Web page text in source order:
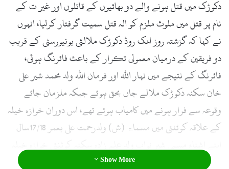
دکوڑک میں قتل ہونے والے دو بھائیوں کے قاتلوں اور غیر ت کے
نام پر قتل میں ملوث ملزم کو الہ قتل سمیت گرفتار کرلیا، انہوں
نے کہا کہ گزشتہ روز لنک روڈ دکوڑک ملالئی یونیورسٹی کے قریب
دو فریقین کے درمیان معمولی تکرار کے باعث فائرنگ ہوئی،
فائرنگ کے نتیجے میں نہار اللہ اور فرمان اللہ ولد محمد شیر علی
خان سکنہ دکوڑک ملالے جاں بحق ہوئے جبکہ ملزمان جائے
وقوعہ سے فرار ہونے میں کامیاب ہوئے تھے، اس دوران خوازہ خیلہ
کے علاقہ کوٹنئی میں مسماۃ (ش) ولدرحمت علی بعمر 17/18سال
بعمر 21/22سال قابل اعترازحالت میں دیکھ کر اُن کے چچا محمد
Show More